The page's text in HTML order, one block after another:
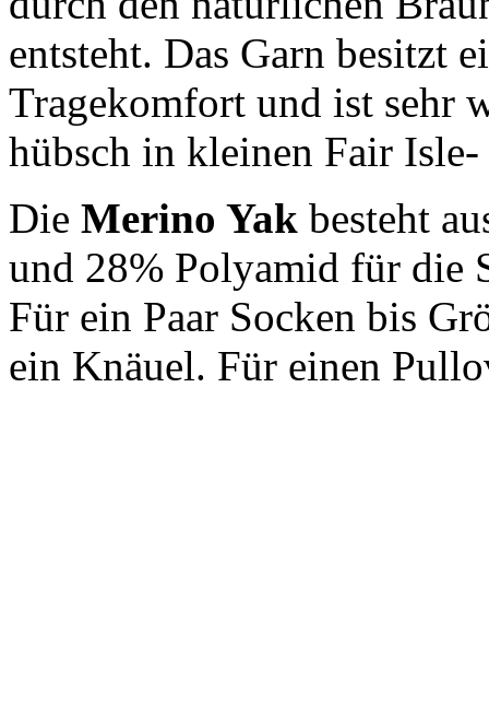
entsteht. Das Garn besitzt
Tragekomfort und ist sehr
hübsch in kleinen Fair
Die Merino Yak besteht
und 28% Polyamid für die
Für ein Paar Socken bis
ein Knäuel. Für einen